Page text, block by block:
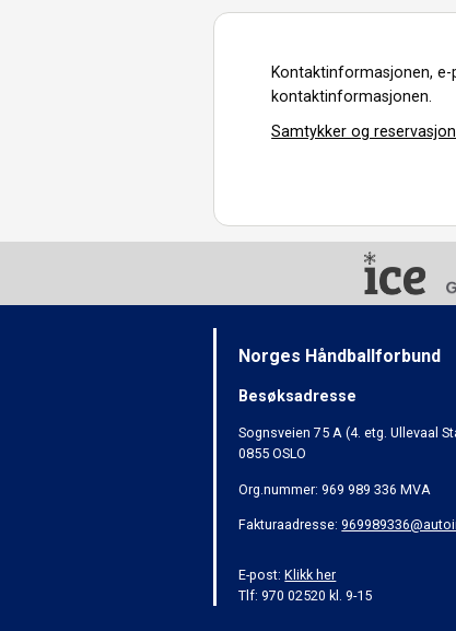
Kontaktinformasjonen,
kontaktinformasjonen.
Samtykker og
Norges Håndballforbund
Besøksadresse
Sognsveien 75 A (4. etg. Ullevaal
0855 OSLO
Org.nummer: 969 989 336 MVA
Fakturaadresse:
E-post:Klikk her
Tlf: 970 02520 kl. 9-15